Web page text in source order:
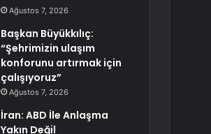
Ağustos 7, 2026
Başkan Büyükkılıç:
“Şehrimizin ulaşım
konforunu artırmak için
çalışıyoruz”
Ağustos 7, 2026
İran: ABD İle Anlaşma
Yakın Değil